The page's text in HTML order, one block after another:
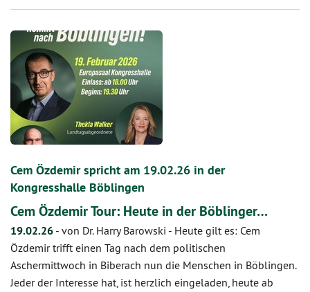
Cem Özdemir spricht am 19.02.26 in der
Kongresshalle Böblingen
Cem Özdemir Tour: Heute in der Böblinger…
19.02.26 - von Dr. Harry Barowski - Heute gilt es: Cem
Özdemir trifft einen Tag nach dem politischen
Aschermittwoch in Biberach nun die Menschen in Böblingen.
Jeder der Interesse hat, ist herzlich eingeladen, heute ab